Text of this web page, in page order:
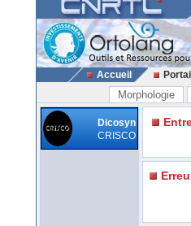
Accueil
Morphologie
Dicosyn
CRISCO